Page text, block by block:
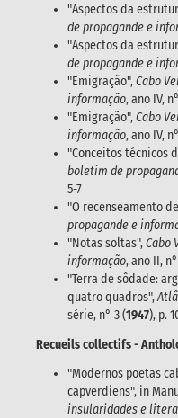
"Aspectos da
de propagande e
"Aspectos da
de propagande e
"Emigração",Cabo
informação, ano IV,
"Emigração",Cabo
informação, ano IV,
"Conceitos técnicos
boletim de
5-7
"O recenseamento
propagande e
"Notas soltas",Cabo
informação, ano II,
"Terra de sôdade:
quatro quadros",
série, n° 3 (1947), p.
Recueils collectifs -
"Modernos poetas
capverdiens", in
insularidades e